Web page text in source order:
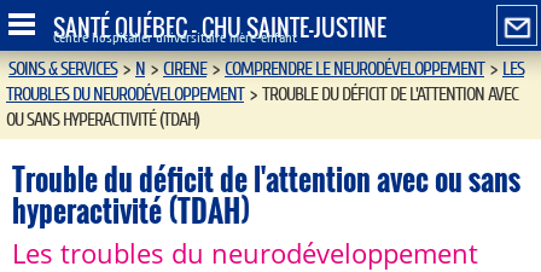
SANTÉ QUÉBEC - CHU SAINTE-JUSTINE
Centre hospitalier universitaire mère-enfant
SOINS & SERVICES>N>CIRENE>COMPRENDRE LE NEURODÉVELOPPEMENT>LES
TROUBLES DU NEURODÉVELOPPEMENT > TROUBLE DU DÉFICIT DE L'ATTENTION AVEC
OU SANS HYPERACTIVITÉ (TDAH)
Trouble du déficit de l'attention avec ou sans
hyperactivité (TDAH)
Les troubles du neurodéveloppement